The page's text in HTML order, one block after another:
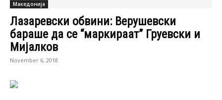
Македонија
Лазаревски обвини: Верушевски
бараше да се “маркираат” Груевски и
Мијалков
November 6, 2018